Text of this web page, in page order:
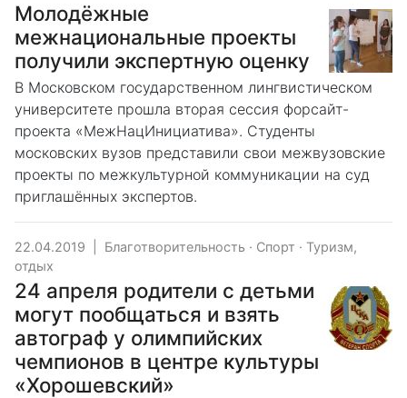
Молодёжные
межнациональные проекты
получили экспертную оценку
В Московском государственном лингвистическом
университете прошла вторая сессия форсайт-
проекта «МежНацИнициатива». Студенты
московских вузов представили свои межвузовские
проекты по межкультурной коммуникации на суд
приглашённых экспертов.
22.04.2019 Благотворительность · Спорт · Туризм,
отдых
24 апреля родители с детьми
могут пообщаться и взять
автограф у олимпийских
чемпионов в центре культуры
«Хорошевский»